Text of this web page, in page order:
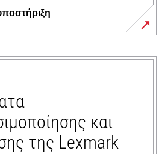
και
της Lexmark